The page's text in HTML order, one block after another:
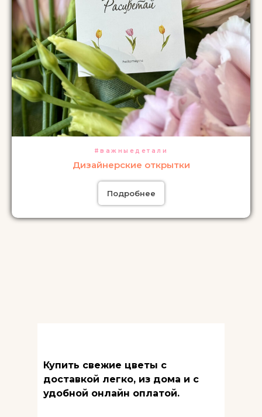
#важныедетали
Дизайнерские открытки
Подробнее
Купить свежие цветы с
доставкой легко, из дома и с
удобной онлайн оплатой.